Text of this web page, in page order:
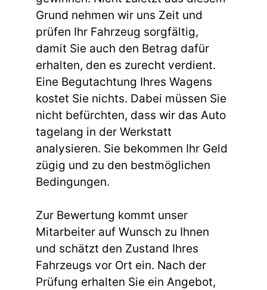
Grund nehmen wir uns Zeit und
prüfen Ihr Fahrzeug sorgfältig,
damit Sie auch den Betrag dafür
erhalten, den es zurecht verdient.
Eine Begutachtung Ihres Wagens
kostet Sie nichts. Dabei müssen Sie
nicht befürchten, dass wir das Auto
tagelang in der Werkstatt
analysieren. Sie bekommen Ihr Geld
zügig und zu den bestmöglichen
Bedingungen.
Zur Bewertung kommt unser
Mitarbeiter auf Wunsch zu Ihnen
und schätzt den Zustand Ihres
Fahrzeugs vor Ort ein. Nach der
Prüfung erhalten Sie ein Angebot,